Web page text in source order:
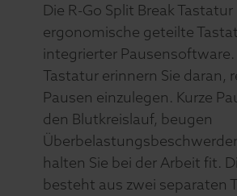
Die R-Go Split Break
ergonomische geteilte
integrierter Pausensoftware.
Tastatur erinnern Sie daran,
Pausen einzulegen. Kurze
den Blutkreislauf, beugen
halten Sie bei der Arbeit fit.
besteht aus zwei separaten